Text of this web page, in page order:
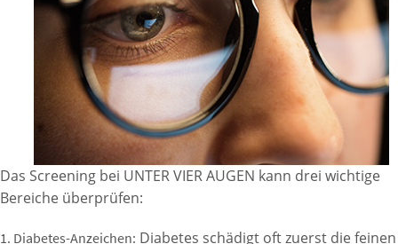
Das Screening bei UNTER VIER AUGEN kann drei wichtige
Bereiche überprüfen:
1. Diabetes-Anzeichen: Diabetes schädigt oft zuerst die feinen